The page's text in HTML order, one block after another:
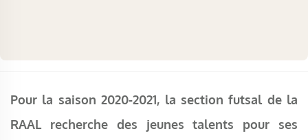
Pour la saison 2020-2021, la section futsal de la
RAAL recherche des jeunes talents pour ses